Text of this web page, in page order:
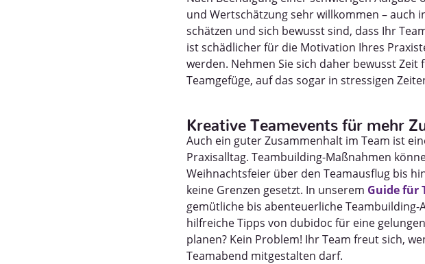
und Wertschätzung sehr willkommen – auch
schätzen und sich bewusst sind, dass Ihr
ist schädlicher für die Motivation Ihres
werden. Nehmen Sie sich daher bewusst
Teamgefüge, auf das sogar in stressigen
Kreative Teamevents für mehr
Auch ein guter Zusammenhalt im Team ist
Praxisalltag. Teambuilding-Maßnahmen
Weihnachtsfeier über den Teamausflug bis
keine Grenzen gesetzt. In unserem Guide für
gemütliche bis abenteuerliche
hilfreiche Tipps von dubidoc für eine
planen? Kein Problem! Ihr Team freut sich,
Teamabend mitgestalten darf.